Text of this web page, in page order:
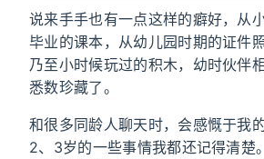
说来手手也有一点这样的癖好，从
毕业的课本，从幼儿园时期的证件
乃至小时候玩过的积木，幼时伙伴
悉数珍藏了。
和很多同龄人聊天时，会感慨于我
2、3岁的一些事情我都还记得清楚